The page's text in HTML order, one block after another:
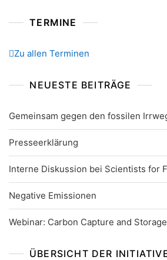
TERMINE
Zu allen Terminen
NEUESTE BEITRÄGE
Gemeinsam gegen den fossilen
Presseerklärung
Interne Diskussion bei Scientists for
Negative Emissionen
Webinar: Carbon Capture and
ÜBERSICHT DER